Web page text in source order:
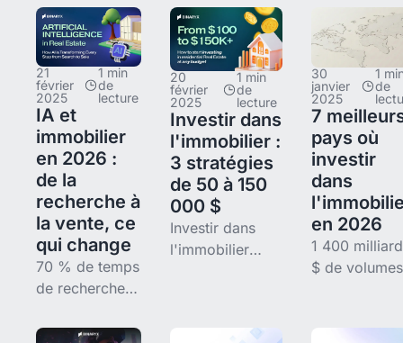
Bali
(rendement
locatif 10-18
%), Taïf (boom
touristique
saoudien),
Monterrey
(nearshoring
mexicain),
Madère (mode
de vie
(11,4 %) et la
Suisse (9 %).
Ce guide
compare 8
juridictions clés
(États-Unis,
Allemagne,
Royaume-Uni,
par carte
bancaire en
moins de 10
minutes,
à l'intégration
Paybis.
Procédure
à pas en 9
étapes, 4
devises
acceptées
(EUR, USD,
21
février
2025
1 min
de
lecture
IA et
immobilier
en 2026 :
de la
recherche à
la vente, ce
qui change
70 % de temps
de recherche
estimations 7 à
20
février
2025
1 min
de
lecture
Investir dans
l'immobilier :
3 stratégies
de 50 à 150
000 $
Investir dans
l'immobilier
30
janvier
2025
1
de
7
pays où
investir
dans
en 2026
1 400
$ de volumes